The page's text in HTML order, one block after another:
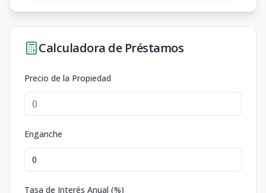
Calculadora de Préstamos
Precio de la Propiedad
Enganche
Tasa de Interés Anual (%)